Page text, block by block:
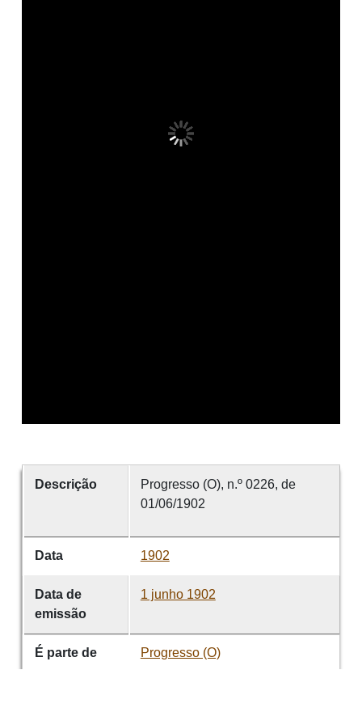
Descrição
Progresso (O), n.º 0226, de
01/06/1902
Data 1902
Data de
emissão
1 junho 1902
É parte de Progresso (O)